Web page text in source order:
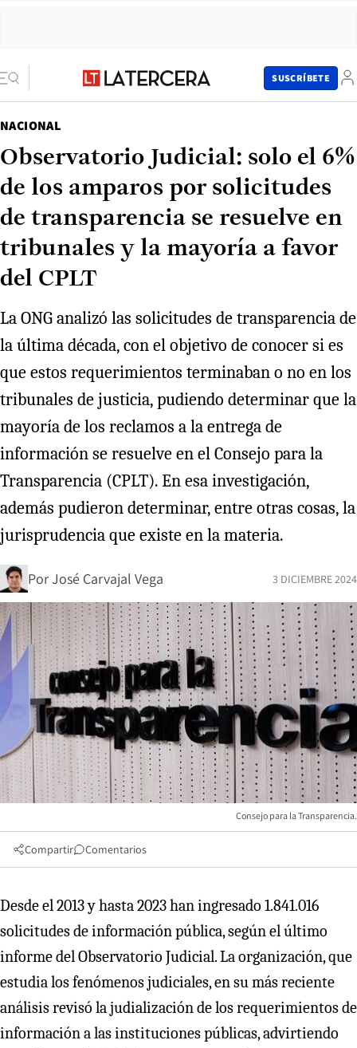
SUSCRÍBETE
NACIONAL
Observatorio Judicial: solo el 6%
de los amparos por solicitudes
de transparencia se resuelve en
tribunales y la mayoría a favor
del CPLT
La ONG analizó las solicitudes de transparencia de
la última década, con el objetivo de conocer si es
que estos requerimientos terminaban o no en los
tribunales de justicia, pudiendo determinar que la
mayoría de los reclamos a la entrega de
información se resuelve en el Consejo para la
Transparencia (CPLT). En esa investigación,
además pudieron determinar, entre otras cosas, la
jurisprudencia que existe en la materia.
PorJosé Carvajal Vega 3 DICIEMBRE 2024
Consejo para la Transparencia.
Compartir Comentarios
Desde el 2013 y hasta 2023 han ingresado 1.841.016
solicitudes de información pública, según el último
informe del Observatorio Judicial. La organización, que
estudia los fenómenos judiciales, en su más reciente
análisis revisó la judialización de los requerimientos de
información a las instituciones públicas, advirtiendo